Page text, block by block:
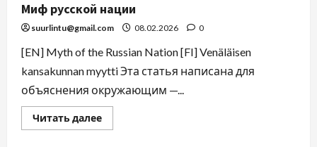
Миф русской нации
suurlintu@gmail.com 08.02.2026 0
[EN] Myth of the Russian Nation [FI] Venäläisen
kansakunnan myytti Эта статья написана для
объяснения окружающим —...
Читать далее